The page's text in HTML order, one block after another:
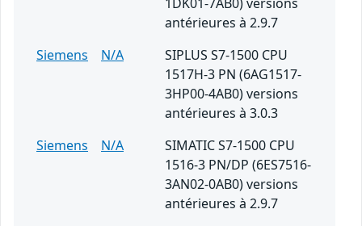
antérieures à 2.9.7
Siemens
N/A
SIPLUS S7-1500 CPU
1517H-3 PN (6AG1517-
3HP00-4AB0) versions
antérieures à 3.0.3
Siemens
N/A
SIMATIC S7-1500 CPU
1516-3 PN/DP (6ES7516-
3AN02-0AB0) versions
antérieures à 2.9.7